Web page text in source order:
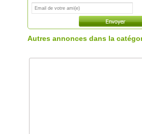
Autres annonces dans la